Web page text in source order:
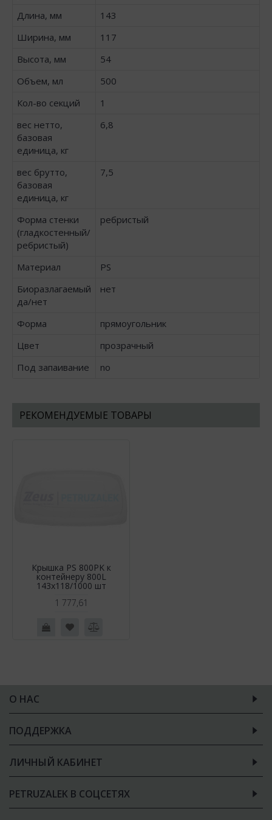
Длина, мм
143
Ширина, мм
117
Высота, мм
54
Объем, мл
500
Кол-во секций
1
вес нетто,
базовая
единица, кг
6,8
вес брутто,
базовая
единица, кг
7,5
Форма стенки
(гладкостенный/
ребристый)
ребристый
Материал
PS
Биоразлагаемый
да/нет
нет
Форма
прямоугольник
Цвет
прозрачный
Под запаивание
no
РЕКОМЕНДУЕМЫЕ ТОВАРЫ
Крышка PS 800PK к
контейнеру 800L
143х118/1000 шт
1 777,61
О НАС
ПОДДЕРЖКА
ЛИЧНЫЙ КАБИНЕТ
PETRUZALEK В СОЦСЕТЯХ